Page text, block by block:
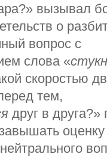
вызывал
о
вопрос с
слова «
скоростью
тем,
друг в
оценку